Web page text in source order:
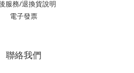
服務/退換貨說明
電子發票
聯絡我們